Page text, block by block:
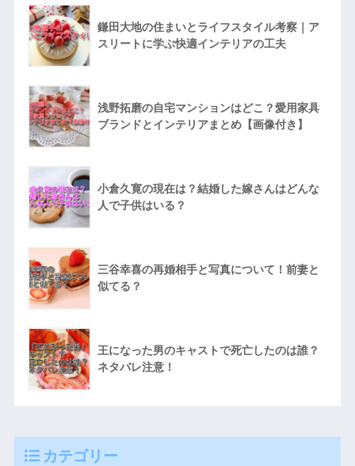
鎌田大地の住まいとライフスタイル考察｜ア
スリートに学ぶ快適インテリアの工夫
浅野拓磨の自宅マンションはどこ？愛用家具
ブランドとインテリアまとめ【画像付き】
小倉久寛の現在は？結婚した嫁さんはどんな
人で子供はいる？
三谷幸喜の再婚相手と写真について！前妻と
似てる？
王になった男のキャストで死亡したのは誰？
ネタバレ注意！
カテゴリー